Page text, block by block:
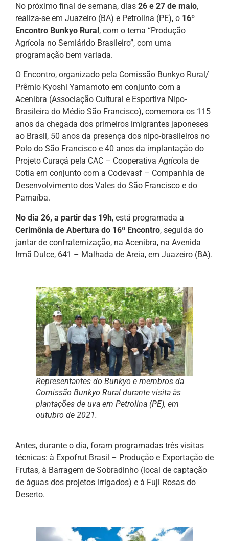
No próximo final de semana, dias 26 e 27 de maio,
realiza-se em Juazeiro (BA) e Petrolina (PE), o 16º
Encontro Bunkyo Rural, com o tema “Produção
Agrícola no Semiárido Brasileiro”, com uma
programação bem variada.
O Encontro, organizado pela Comissão Bunkyo Rural/
Prêmio Kyoshi Yamamoto em conjunto com a
Acenibra (Associação Cultural e Esportiva Nipo-
Brasileira do Médio São Francisco), comemora os 115
anos da chegada dos primeiros imigrantes japoneses
ao Brasil, 50 anos da presença dos nipo-brasileiros no
Polo do São Francisco e 40 anos da implantação do
Projeto Curaçá pela CAC – Cooperativa Agrícola de
Cotia em conjunto com a Codevasf – Companhia de
Desenvolvimento dos Vales do São Francisco e do
Parnaíba.
No dia 26, a partir das 19h, está programada a
Cerimônia de Abertura do 16º Encontro, seguida do
jantar de confraternização, na Acenibra, na Avenida
Irmã Dulce, 641 – Malhada de Areia, em Juazeiro (BA).
Representantes do Bunkyo e membros da
Comissão Bunkyo Rural durante visita às
plantações de uva em Petrolina (PE), em
outubro de 2021.
Antes, durante o dia, foram programadas três visitas
técnicas: à Expofrut Brasil – Produção e Exportação de
Frutas, à Barragem de Sobradinho (local de captação
de águas dos projetos irrigados) e à Fuji Rosas do
Deserto.